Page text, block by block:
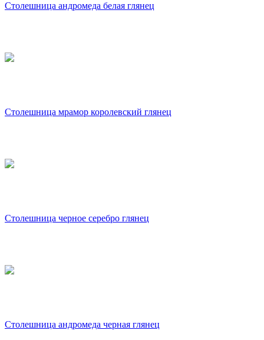
Столешница андромеда белая глянец
Столешница мрамор королевский глянец
Столешница черное серебро глянец
Столешница андромеда черная глянец